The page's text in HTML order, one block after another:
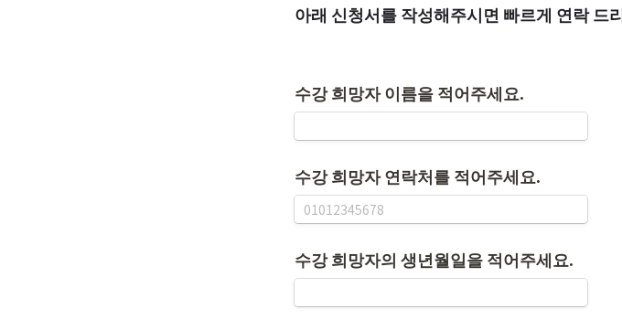
아래 신청서를 작성해주시면 빠르게 연락 드
수강 희망자 이름을 적어주세요.
수강 희망자 연락처를 적어주세요.
수강 희망자의 생년월일을 적어주세요.